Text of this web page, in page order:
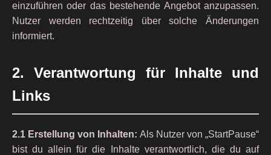
einzuführen oder das bestehende Angebot anzupassen.
Nutzer werden rechtzeitig über solche Änderungen
informiert.
2. Verantwortung für Inhalte und
Links
2.1 Erstellung von Inhalten: Als Nutzer von „StartPause“
bist du allein für die Inhalte verantwortlich, die du auf